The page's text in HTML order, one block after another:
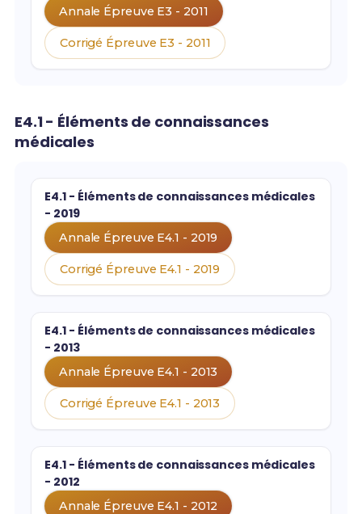
Annale Épreuve E3 - 2011
Corrigé Épreuve E3 - 2011
E4.1 - Éléments de connaissances
médicales
E4.1 - Éléments de connaissances médicales
- 2019
Annale Épreuve E4.1 - 2019
Corrigé Épreuve E4.1 - 2019
E4.1 - Éléments de connaissances médicales
- 2013
Annale Épreuve E4.1 - 2013
Corrigé Épreuve E4.1 - 2013
E4.1 - Éléments de connaissances médicales
- 2012
Annale Épreuve E4.1 - 2012